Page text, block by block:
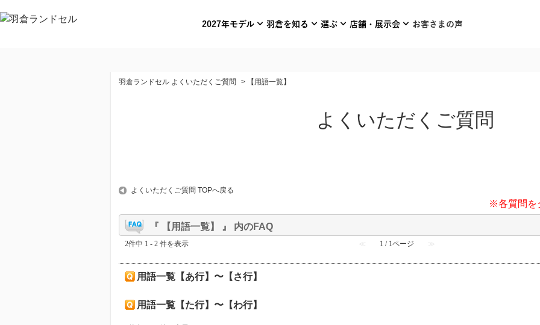
2027年モデルexpand_more 羽倉を知る expand_more 選ぶexpand_more 店舗・展示会expand_more お客さまの声
羽倉ランドセル よくいただくご質問 > 【用語一覧】
よくいただくご質問
よくいただくご質問 TOPへ戻る
※各質問を
『 【用語一覧】 』 内のFAQ
2件中 1 - 2 件を表示 ≪ 1 / 1ページ ≫
用語一覧【あ行】〜【さ行】
用語一覧【た行】〜【わ行】